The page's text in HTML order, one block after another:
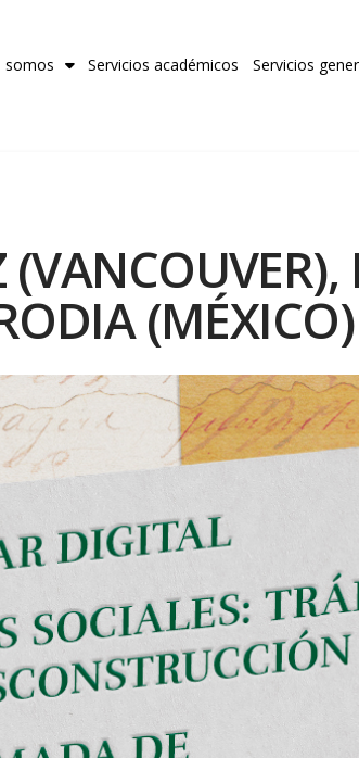
somos Servicios académicos Servicios
(MÉXICO)